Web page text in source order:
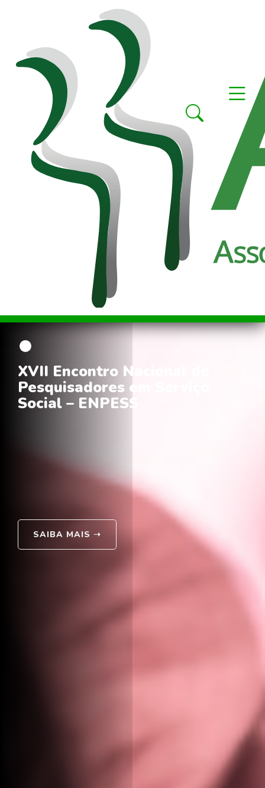
XVII Encontro Nacional de
Pesquisadores em Serviço
Social – ENPESS
SAIBA MAIS ➝